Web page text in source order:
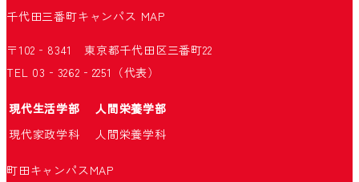
千代田三番町キャンパス MAP
〒102‐8341 東京都千代田区三番町22
TEL 03‐3262‐2251（代表）
現代生活学部
人間栄養学部
現代家政学科
人間栄養学科
町田キャンパスMAP